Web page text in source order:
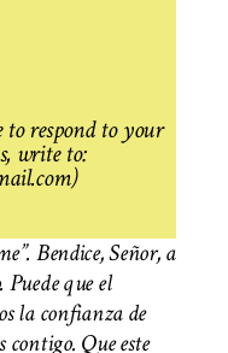
respond to your
write to:
Bendice, Señor, a
que el
la confianza de
contigo. Que este